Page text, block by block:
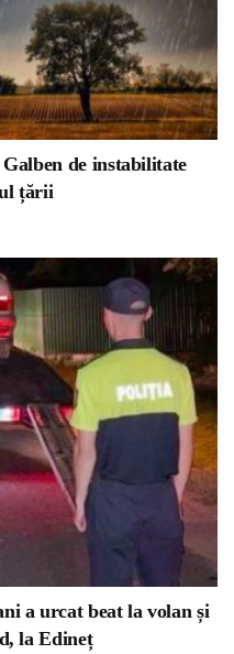
de instabilitate
țării
a urcat beat la volan și
la Edineț